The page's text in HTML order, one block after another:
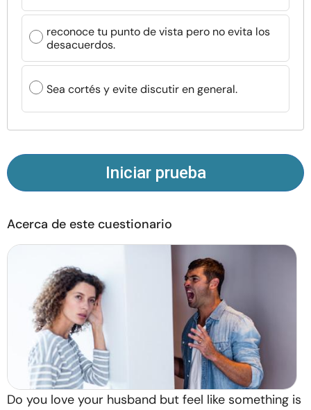
Cursos
Recursos
Comunidad
Idioma
Sobre nosotros Contáctanos Escríbenos
© Copyright 2026. Todos los derechos reservados.
reconoce tu punto de vista pero no evita los
desacuerdos.
Sea cortés y evite discutir en general.
Iniciar prueba
Acerca de este cuestionario
Do you love your husband but feel like something is